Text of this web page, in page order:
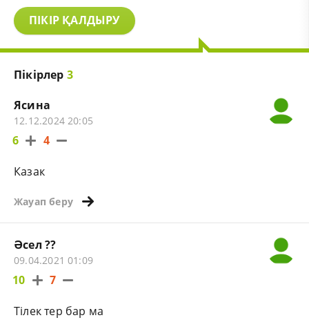
ПІКІР ҚАЛДЫРУ
Пікірлер 3
Ясина
12.12.2024 20:05
6 4
Казак
Жауап беру
Әсел ??
09.04.2021 01:09
10 7
Тілек тер бар ма